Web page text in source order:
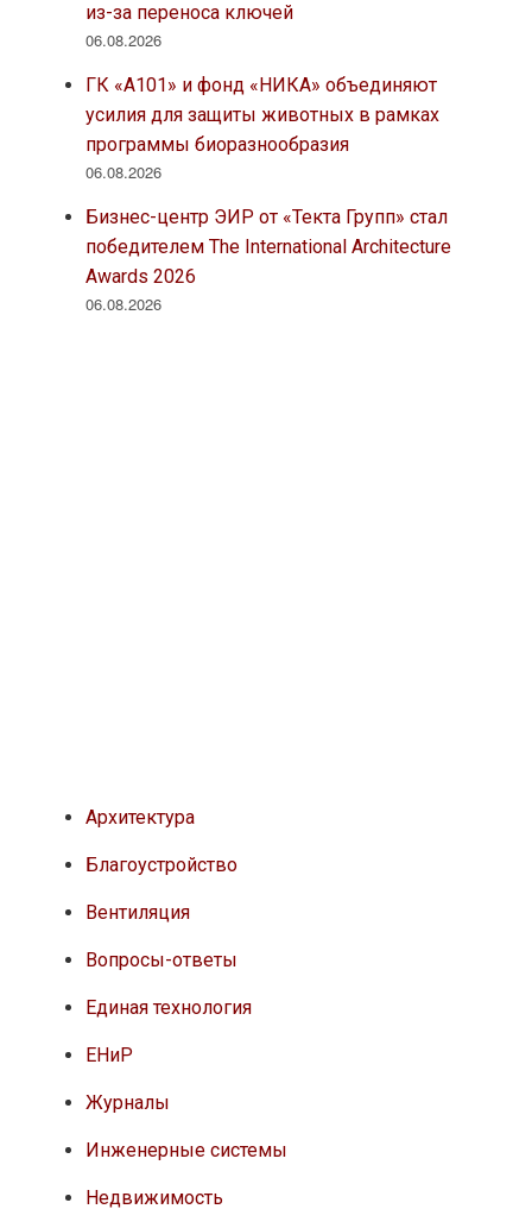
из-за переноса ключей
06.08.2026
ГК «А101» и фонд «НИКА» объединяют
усилия для защиты животных в рамках
программы биоразнообразия
06.08.2026
Бизнес-центр ЭИР от «Текта Групп» стал
победителем The International Architecture
Awards 2026
06.08.2026
Архитектура
Благоустройство
Вентиляция
Вопросы-ответы
Единая технология
ЕНиР
Журналы
Инженерные системы
Недвижимость